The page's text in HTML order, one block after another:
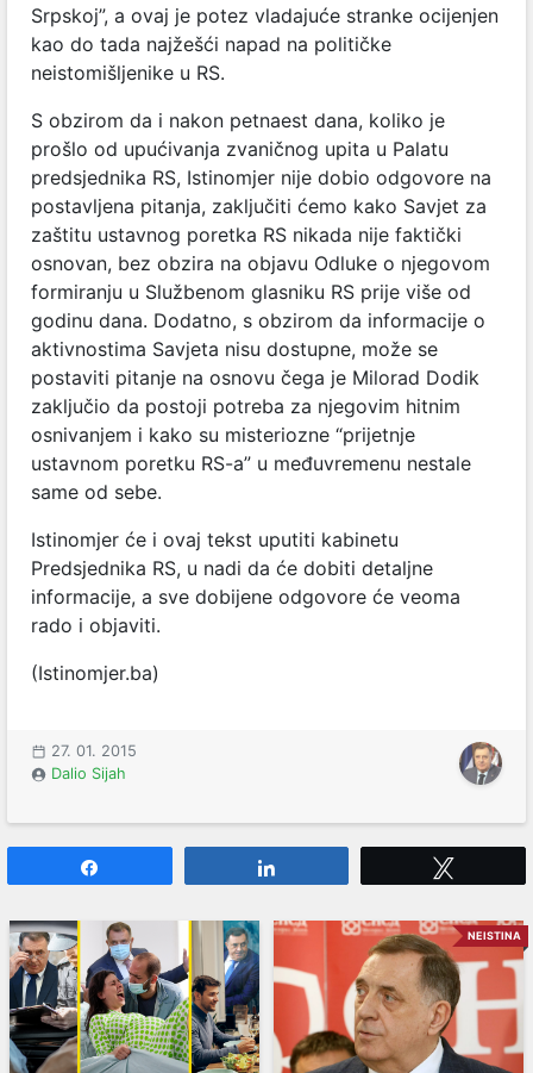
Srpskoj”, a ovaj je potez vladajuće stranke ocijenjen
kao do tada najžešći napad na političke
neistomišljenike u RS.
S obzirom da i nakon petnaest dana, koliko je
prošlo od upućivanja zvaničnog upita u Palatu
predsjednika RS, Istinomjer nije dobio odgovore na
postavljena pitanja, zaključiti ćemo kako Savjet za
zaštitu ustavnog poretka RS nikada nije faktički
osnovan, bez obzira na objavu Odluke o njegovom
formiranju u Službenom glasniku RS prije više od
godinu dana. Dodatno, s obzirom da informacije o
aktivnostima Savjeta nisu dostupne, može se
postaviti pitanje na osnovu čega je Milorad Dodik
zaključio da postoji potreba za njegovim hitnim
osnivanjem i kako su misteriozne “prijetnje
ustavnom poretku RS-a” u međuvremenu nestale
same od sebe.
Istinomjer će i ovaj tekst uputiti kabinetu
Predsjednika RS, u nadi da će dobiti detaljne
informacije, a sve dobijene odgovore će veoma
rado i objaviti.
(Istinomjer.ba)
27. 01. 2015
Dalio Sijah
NEISTINA